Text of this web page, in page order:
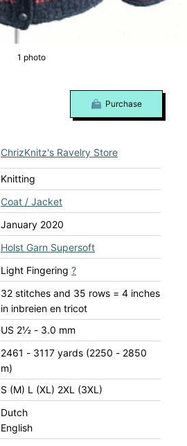
1 photo
ChrizKnitz's Ravelry Store
Knitting
Coat / Jacket
January 2020
Holst Garn Supersoft
Light Fingering ?
32 stitches and 35 rows = 4 inches
in inbreien en tricot
US 2½ - 3.0 mm
2461 - 3117 yards (2250 - 2850
m)
S (M) L (XL) 2XL (3XL)
Dutch
English
Purchase